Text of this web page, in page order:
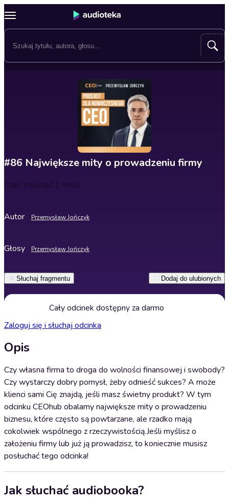
#86 Największe mity o prowadzeniu firmy
Czas trwania31 minut
Autor Przemysław Jończyk
Głosy Przemysław Jończyk
Słuchaj fragmentu Dodaj do ulubionych
Cały odcinek dostępny za darmo
Zaloguj się i słuchaj odcinka
Opis
Czy własna firma to droga do wolności finansowej i swobody?
Czy wystarczy dobry pomysł, żeby odnieść sukces? A może
klienci sami Cię znajdą, jeśli masz świetny produkt? W tym
odcinku CEOhub obalamy największe mity o prowadzeniu
biznesu, które często są powtarzane, ale rzadko mają
cokolwiek wspólnego z rzeczywistością.Jeśli myślisz o
założeniu firmy lub już ją prowadzisz, to koniecznie musisz
posłuchać tego odcinka!
Jak słuchać audiobooka?